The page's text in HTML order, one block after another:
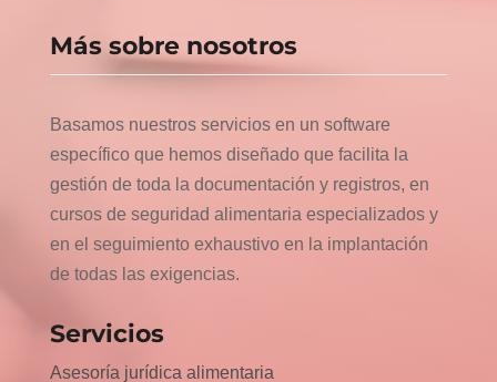
Más sobre nosotros
Basamos nuestros servicios en un software
específico que hemos diseñado que facilita la
gestión de toda la documentación y registros, en
cursos de seguridad alimentaria especializados y
en el seguimiento exhaustivo en la implantación
de todas las exigencias.
Servicios
Asesoría jurídica alimentaria